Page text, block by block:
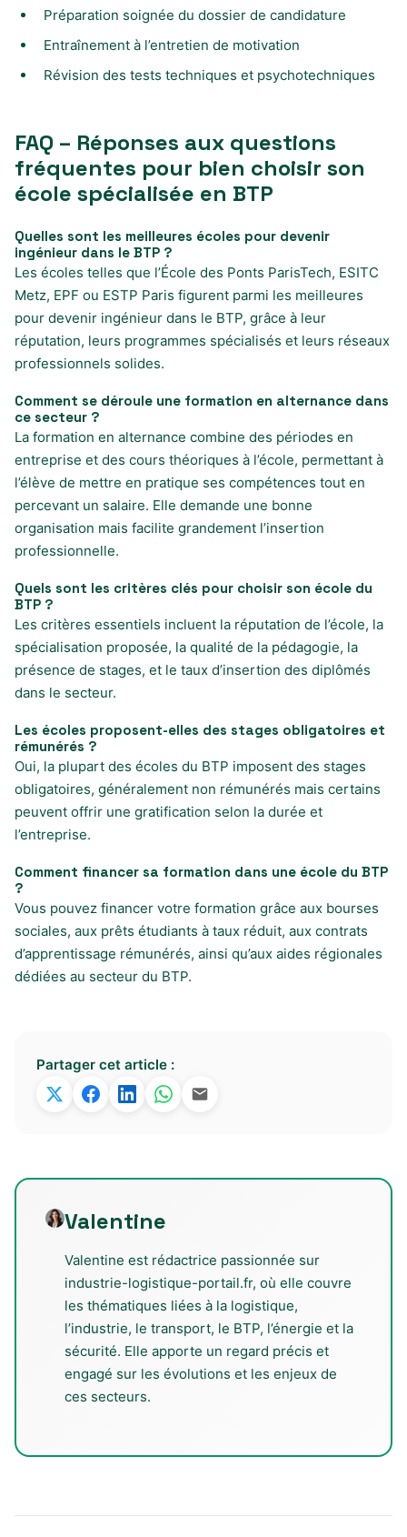
Préparation soignée du dossier de candidature
Entraînement à l’entretien de motivation
Révision des tests techniques et psychotechniques
FAQ – Réponses aux questions
fréquentes pour bien choisir son
école spécialisée en BTP
Quelles sont les meilleures écoles pour devenir
ingénieur dans le BTP ?
Les écoles telles que l’École des Ponts ParisTech, ESITC
Metz, EPF ou ESTP Paris figurent parmi les meilleures
pour devenir ingénieur dans le BTP, grâce à leur
réputation, leurs programmes spécialisés et leurs réseaux
professionnels solides.
Comment se déroule une formation en alternance dans
ce secteur ?
La formation en alternance combine des périodes en
entreprise et des cours théoriques à l’école, permettant à
l’élève de mettre en pratique ses compétences tout en
percevant un salaire. Elle demande une bonne
organisation mais facilite grandement l’insertion
professionnelle.
Quels sont les critères clés pour choisir son école du
BTP ?
Les critères essentiels incluent la réputation de l’école, la
spécialisation proposée, la qualité de la pédagogie, la
présence de stages, et le taux d’insertion des diplômés
dans le secteur.
Les écoles proposent-elles des stages obligatoires et
rémunérés ?
Oui, la plupart des écoles du BTP imposent des stages
obligatoires, généralement non rémunérés mais certains
peuvent offrir une gratification selon la durée et
l’entreprise.
Comment financer sa formation dans une école du BTP
?
Vous pouvez financer votre formation grâce aux bourses
sociales, aux prêts étudiants à taux réduit, aux contrats
d’apprentissage rémunérés, ainsi qu’aux aides régionales
dédiées au secteur du BTP.
Partager cet article :
Valentine
Valentine est rédactrice passionnée sur
industrie-logistique-portail.fr, où elle couvre
les thématiques liées à la logistique,
l’industrie, le transport, le BTP, l’énergie et la
sécurité. Elle apporte un regard précis et
engagé sur les évolutions et les enjeux de
ces secteurs.